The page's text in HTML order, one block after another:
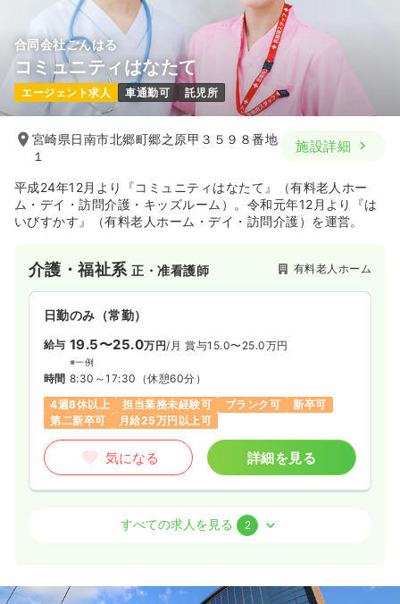
合同会社ごんはる
コミュニティはなたて
エージェント求人 車通勤可 託児所
宮崎県日南市北郷町郷之原甲３５９８番地
１
施設詳細
平成24年12月より『コミュニティはなたて』（有料老人ホー
ム・デイ・訪問介護・キッズルーム）。令和元年12月より『は
いびすかす』（有料老人ホーム・デイ・訪問介護）を運営。
介護・福祉系正・准看護師 有料老人ホーム
日勤のみ（常勤）
給与 19.5〜25.0万円/月 賞与15.0〜25.0万円
※一例
時間 8:30～17:30 （休憩60分）
4週8休以上
担当業務未経験可 ブランク可
新卒可
第二新卒可
月給25万円以上可
気になる 詳細を見る
介護・福祉系正・准看護師 デイケア・デイサービス
給与 19.5〜25.0万円/月 賞与15.0〜25.0万円
すべての求人を見る 2